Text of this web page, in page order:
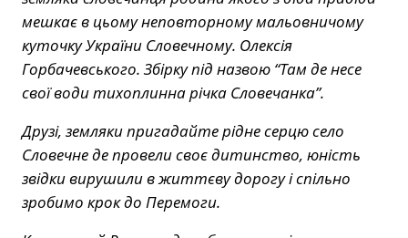
мешкає в цьому неповторному мальовничому
куточку України Словечному. Олексія
Горбачевського. Збірку під назвою “Там де несе
свої води тихоплинна річка Словечанка”.
Друзі, земляки пригадайте рідне серцю село
Словечне де провели своє дитинство, юність
звідки вирушили в життєву дорогу і спільно
зробимо крок до Перемоги.